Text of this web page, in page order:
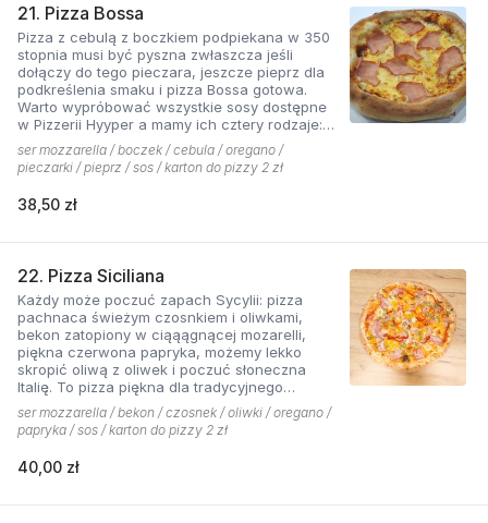
21. Pizza Bossa
Pizza z cebulą z boczkiem podpiekana w 350
stopnia musi być pyszna zwłaszcza jeśli
dołączy do tego pieczara, jeszcze pieprz dla
podkreślenia smaku i pizza Bossa gotowa.
Warto wypróbować wszystkie sosy dostępne
w Pizzerii Hyyper a mamy ich cztery rodzaje:
pomidorowy łagodny, pomidorowy pikantny,
jogurtowo-czosnkowy oraz sos słodko-
kwaśny , każdy niepowtarzalny w smaku.
ser mozzarella / boczek / cebula / oregano /
pieczarki / pieprz / sos / karton do pizzy 2 zł
38,50 zł
22. Pizza Siciliana
Każdy może poczuć zapach Sycylii: pizza
pachnaca świeżym czosnkiem i oliwkami,
bekon zatopiony w ciąąągnącej mozarelli,
piękna czerwona papryka, możemy lekko
skropić oliwą z oliwek i poczuć słoneczna
Italię. To pizza piękna dla tradycyjnego
podniebienia
ser mozzarella / bekon / czosnek / oliwki / oregano /
papryka / sos / karton do pizzy 2 zł
40,00 zł